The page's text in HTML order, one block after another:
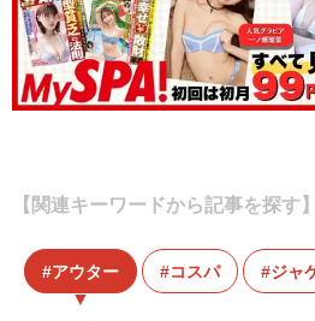
【関連キーワードから記事を探す】
アウター コスパ ジャ